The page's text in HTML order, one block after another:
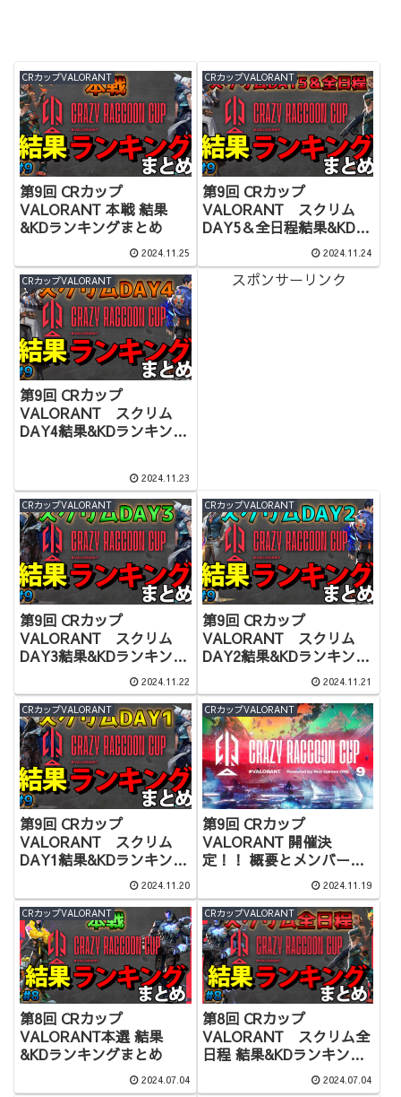
CRカップVALORANT
第9回 CRカップ
VALORANT 本戦 結果
&KDランキングまとめ
2024.11.25
CRカップVALORANT
第9回 CRカップ
VALORANT スクリム
DAY5＆全日程結果&KDラ
2024.11.24
CRカップVALORANT
第9回 CRカップ
VALORANT スクリム
DAY4結果&KDランキング
2024.11.23
スポンサーリンク
CRカップVALORANT
第9回 CRカップ
VALORANT スクリム
DAY3結果&KDランキング
2024.11.22
CRカップVALORANT
第9回 CRカップ
VALORANT スクリム
DAY2結果&KDランキング
2024.11.21
CRカップVALORANT
第9回 CRカップ
VALORANT スクリム
DAY1結果&KDランキング
2024.11.20
CRカップVALORANT
第9回 CRカップ
VALORANT 開催決
定！！ 概要とメンバーま
とめ 【Crazy Raccoon
Cup Valorant #9
powered by Riot Games
ONE開催】
2024.11.19
CRカップVALORANT
第8回 CRカップ
VALORANT本選 結果
&KDランキングまとめ
2024.07.04
CRカップVALORANT
第8回 CRカップ
VALORANT スクリム全
日程 結果&KDランキング
2024.07.04